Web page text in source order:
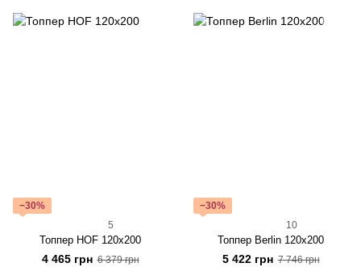
−30%
5
Топпер HOF 120x200
4 465 грн 6 379 грн
−30%
10
Топпер Berlin 120x200
5 422 грн 7 746 грн